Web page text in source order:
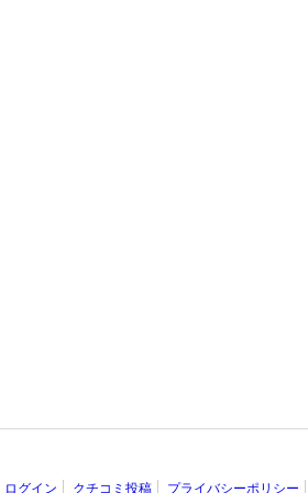
ログイン クチコミ投稿 プライバシーポリシー